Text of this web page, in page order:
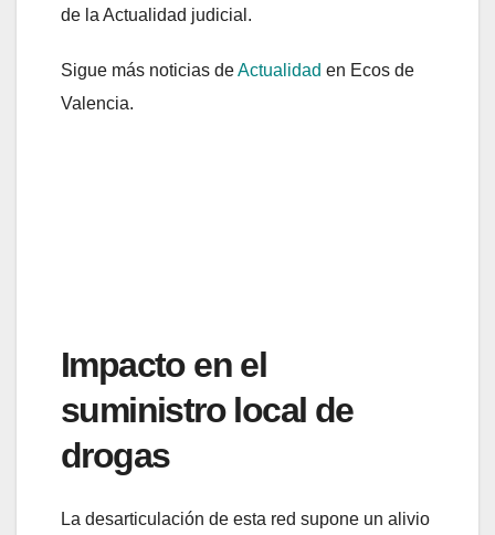
de la Actualidad judicial.
Sigue más noticias deActualidad en Ecos de
Valencia.
Impacto en el
suministro local de
drogas
La desarticulación de esta red supone un alivio